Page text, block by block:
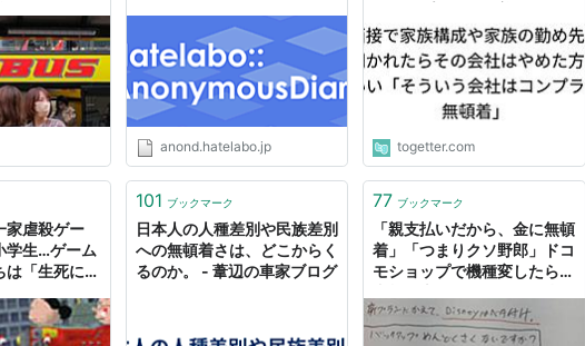
anond.hatelabo.jp togetter.com
家虐殺ゲー
学生…ゲーム
「生死に無
∀`)
101 ブックマーク
日本人の人種差別や民族差別
への無頓着さは、どこからく
るのか。 - 葦辺の車家ブログ
77 ブックマーク
「親支払いだから、金に無頓
着」「つまりクソ野郎」ドコ
モショップで機種変したら、
書が混入していた